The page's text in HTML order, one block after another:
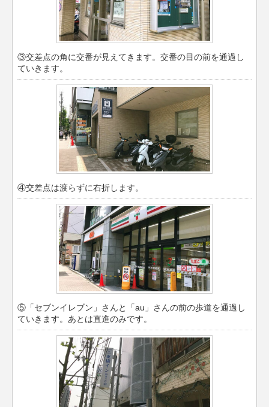
③交差点の角に交番が見えてきます。交番の目の前を通過し
ていきます。
④交差点は渡らずに右折します。
⑤「セブンイレブン」さんと「au」さんの前の歩道を通過し
ていきます。あとは直進のみです。